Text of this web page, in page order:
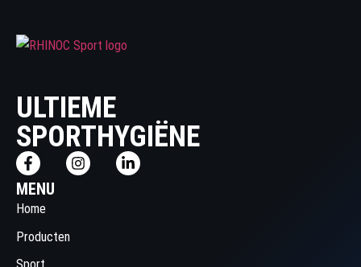
ULTIEME
SPORTHYGIËNE
MENU
Home
Producten